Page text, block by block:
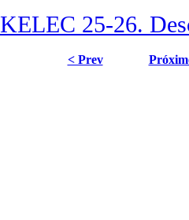
25-26.
< Prev